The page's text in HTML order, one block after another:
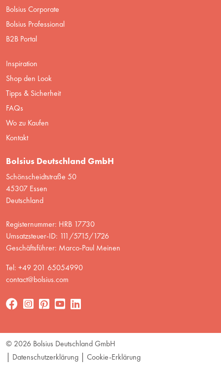
Bolsius Corporate
Bolsius Professional
B2B Portal
Inspiration
Shop den Look
Tipps & Sicherheit
FAQs
Wo zu Kaufen
Kontakt
Bolsius Deutschland GmbH
Schönscheidtstraße 50
45307 Essen
Deutschland
Registernummer: HRB 17730
Umsatzsteuer-ID: 111/5715/1726
Geschäftsführer: Marco-Paul Meinen
Tel: +49 201 65054990
contact@bolsius.com
© 2026 Bolsius Deutschland GmbH
Datenschutzerklärung
Cookie-Erklärung